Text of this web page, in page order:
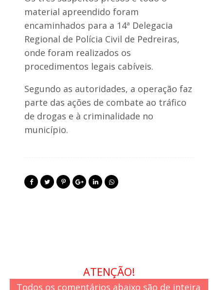
material apreendido foram
encaminhados para a 14ª Delegacia
Regional de Polícia Civil de Pedreiras,
onde foram realizados os
procedimentos legais cabíveis.
Segundo as autoridades, a operação faz
parte das ações de combate ao tráfico
de drogas e à criminalidade no
município.
ATENÇÃO!
Todos os comentários abaixo são de inteira